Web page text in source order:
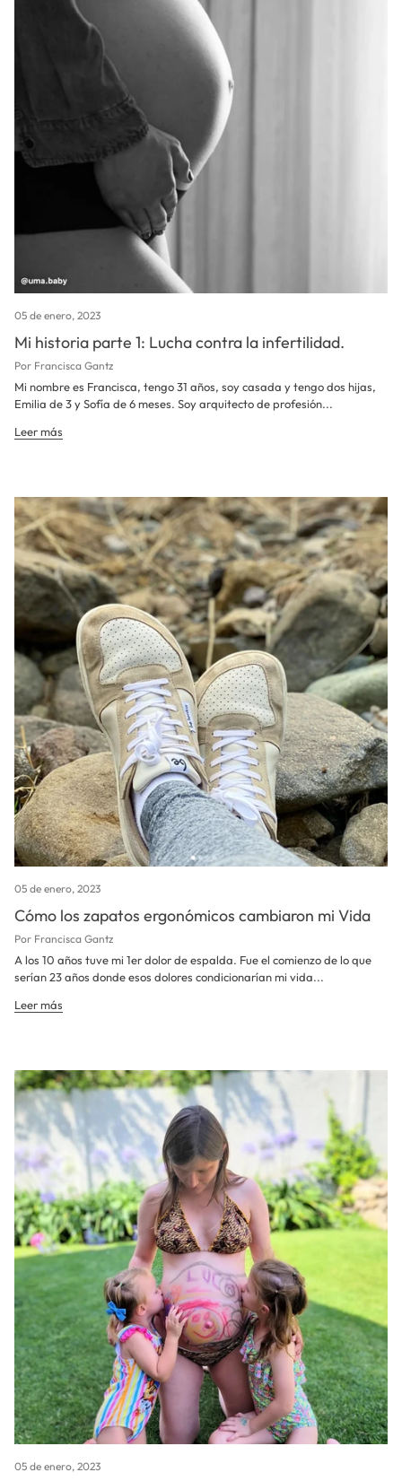
05 de enero, 2023
Mi historia parte 1: Lucha contra la infertilidad.
Por Francisca Gantz
Mi nombre es Francisca, tengo 31 años, soy casada y tengo dos hijas,
Emilia de 3 y Sofía de 6 meses. Soy arquitecto de profesión...
Leer más
05 de enero, 2023
Cómo los zapatos ergonómicos cambiaron mi Vida
Por Francisca Gantz
A los 10 años tuve mi 1er dolor de espalda. Fue el comienzo de lo que
serían 23 años donde esos dolores condicionarían mi vida...
Leer más
05 de enero, 2023